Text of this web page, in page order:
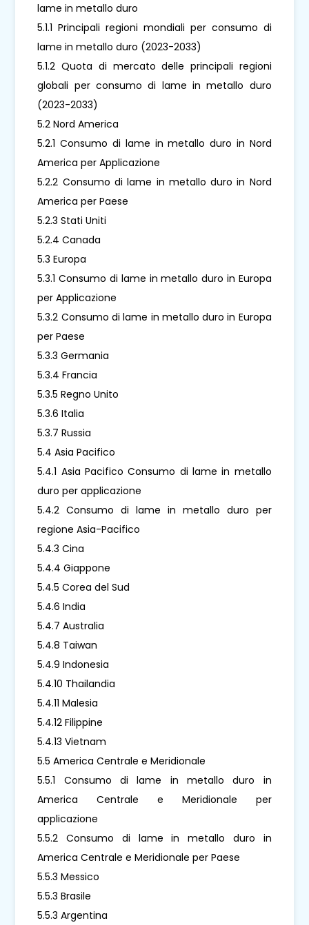
lame in metallo duro
5.1.1 Principali regioni mondiali per consumo di
lame in metallo duro (2023-2033)
5.1.2 Quota di mercato delle principali regioni
globali per consumo di lame in metallo duro
(2023-2033)
5.2 Nord America
5.2.1 Consumo di lame in metallo duro in Nord
America per Applicazione
5.2.2 Consumo di lame in metallo duro in Nord
America per Paese
5.2.3 Stati Uniti
5.2.4 Canada
5.3 Europa
5.3.1 Consumo di lame in metallo duro in Europa
per Applicazione
5.3.2 Consumo di lame in metallo duro in Europa
per Paese
5.3.3 Germania
5.3.4 Francia
5.3.5 Regno Unito
5.3.6 Italia
5.3.7 Russia
5.4 Asia Pacifico
5.4.1 Asia Pacifico Consumo di lame in metallo
duro per applicazione
5.4.2 Consumo di lame in metallo duro per
regione Asia-Pacifico
5.4.3 Cina
5.4.4 Giappone
5.4.5 Corea del Sud
5.4.6 India
5.4.7 Australia
5.4.8 Taiwan
5.4.9 Indonesia
5.4.10 Thailandia
5.4.11 Malesia
5.4.12 Filippine
5.4.13 Vietnam
5.5 America Centrale e Meridionale
5.5.1 Consumo di lame in metallo duro in
America Centrale e Meridionale per
applicazione
5.5.2 Consumo di lame in metallo duro in
America Centrale e Meridionale per Paese
5.5.3 Messico
5.5.3 Brasile
5.5.3 Argentina